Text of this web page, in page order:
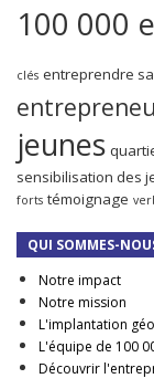
100 000
clés entreprendre
jeunes
sensibilisation des
forts témoignage
QUI SOMMES-
Notre impact
Notre mission
L'implantation
L'équipe de 100
Découvrir